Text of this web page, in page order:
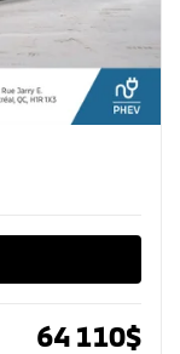
64 110$